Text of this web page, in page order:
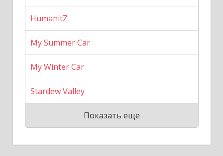
HumanitZ
My Summer Car
My Winter Car
Stardew Valley
Показать еще